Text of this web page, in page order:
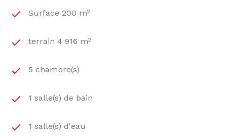
Surface 200 m²
terrain 4 916 m²
5 chambre(s)
1 salle(s) de bain
1 salle(s) d'eau